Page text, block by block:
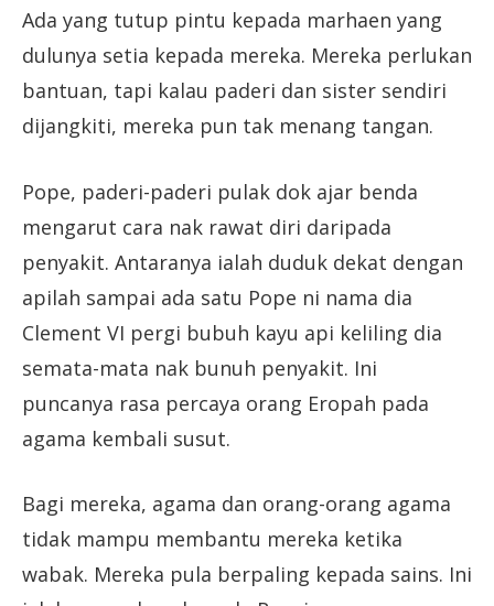
Ada yang tutup pintu kepada marhaen yang
dulunya setia kepada mereka. Mereka perlukan
bantuan, tapi kalau paderi dan sister sendiri
dijangkiti, mereka pun tak menang tangan.
Pope, paderi-paderi pulak dok ajar benda
mengarut cara nak rawat diri daripada
penyakit. Antaranya ialah duduk dekat dengan
apilah sampai ada satu Pope ni nama dia
Clement VI pergi bubuh kayu api keliling dia
semata-mata nak bunuh penyakit. Ini
puncanya rasa percaya orang Eropah pada
agama kembali susut.
Bagi mereka, agama dan orang-orang agama
tidak mampu membantu mereka ketika
wabak. Mereka pula berpaling kepada sains. Ini